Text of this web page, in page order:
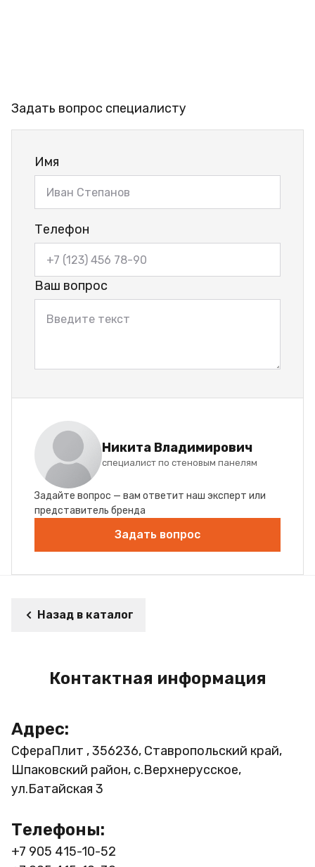
Задать вопрос специалисту
Имя
Телефон
Ваш вопрос
Никита Владимирович
специалист по стеновым панелям
Задайте вопрос — вам ответит наш эксперт или
представитель бренда
Задать вопрос
Назад в каталог
Контактная информация
Адрес:
СфераПлит , 356236, Ставропольский край,
Шпаковский район, с.Верхнерусское,
ул.Батайская 3
Телефоны:
+7 905 415-10-52